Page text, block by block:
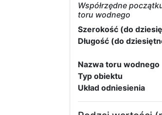
Współrzędne
toru wodnego
Szerokość (do
Długość (do
Nazwa toru wodnego
Typ obiektu
Układ odniesienia